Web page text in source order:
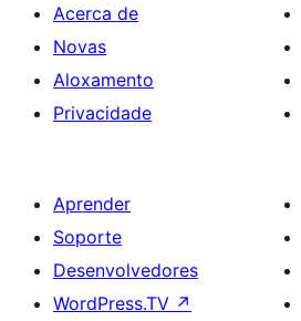
Acerca de
Novas
Aloxamento
Privacidade
Aprender
Soporte
Desenvolvedores
WordPress.TV ↗